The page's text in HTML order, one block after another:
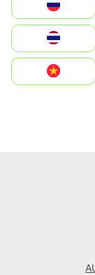
România
Slovensko
United States
Vietnam